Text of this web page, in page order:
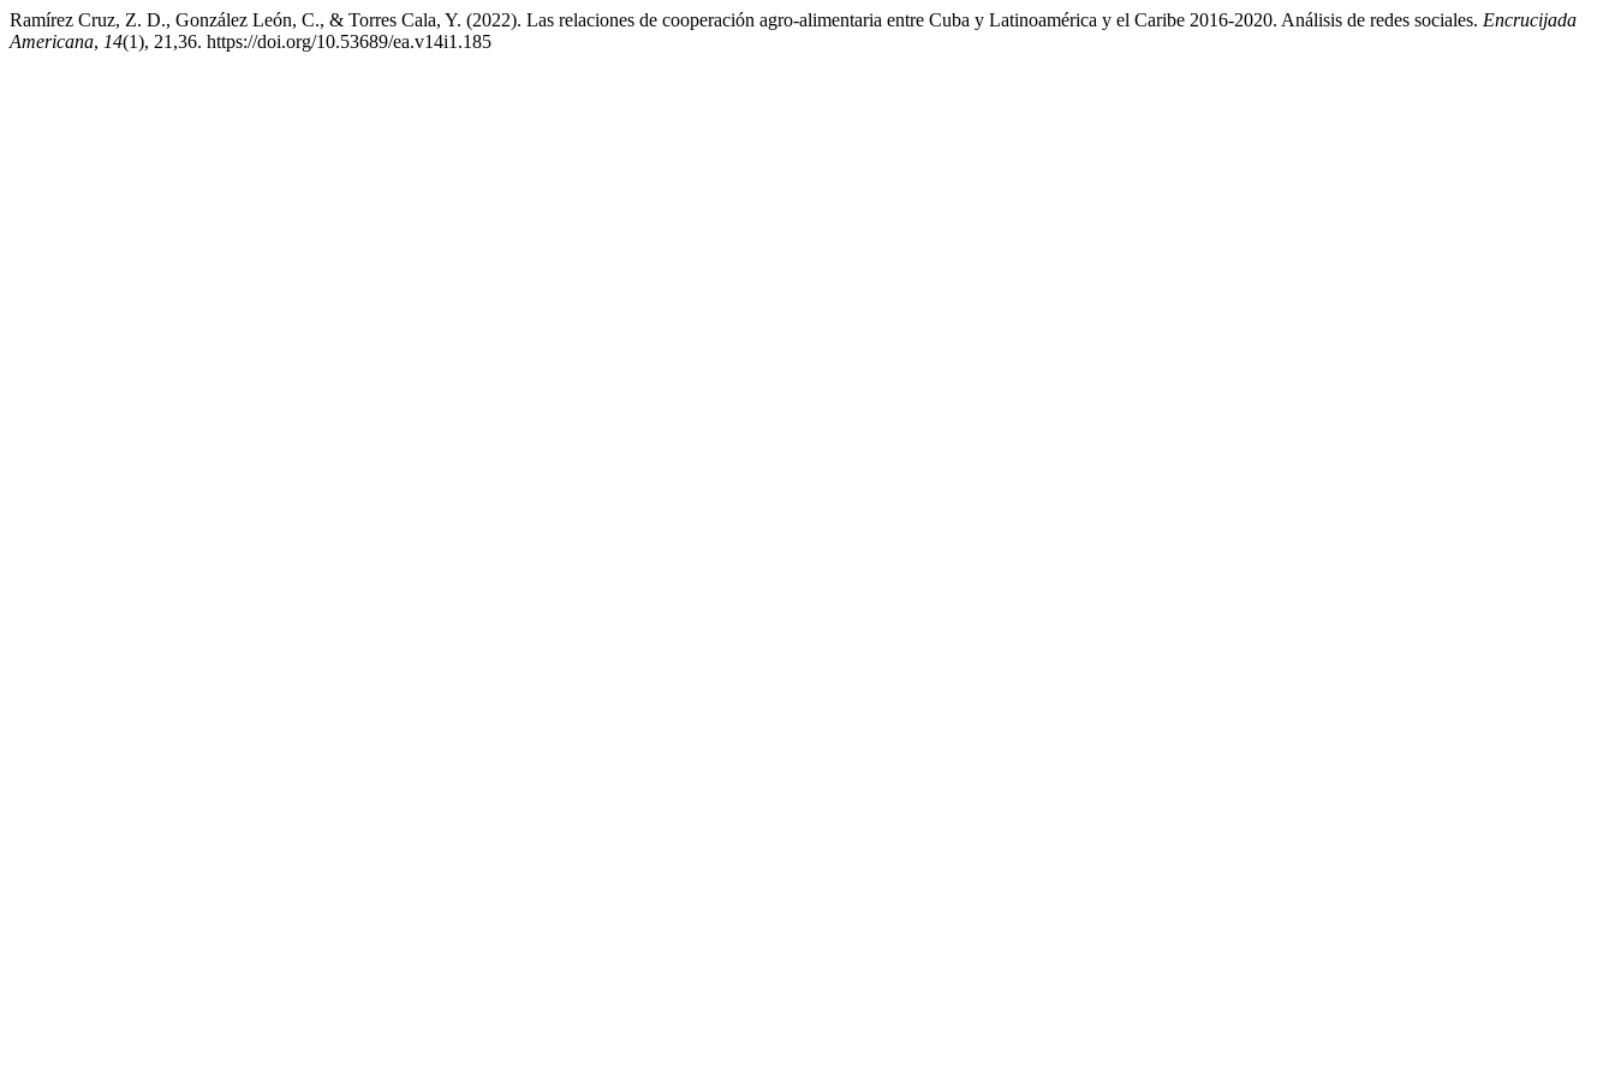
Ramírez Cruz, Z. D., González León, C., & Torres Cala, Y. (2022). Las relaciones de cooperación agro-alimentaria entre Cuba y Latinoamérica y el Caribe 2016-2020. Análisis de redes sociales. Encrucijada
Americana, 14(1), 21,36. https://doi.org/10.53689/ea.v14i1.185